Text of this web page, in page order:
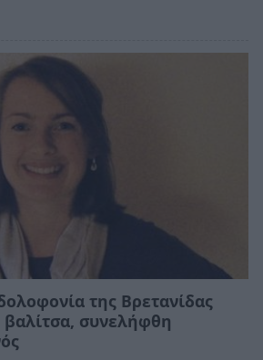
της Βρετανίδας
συνελήφθη